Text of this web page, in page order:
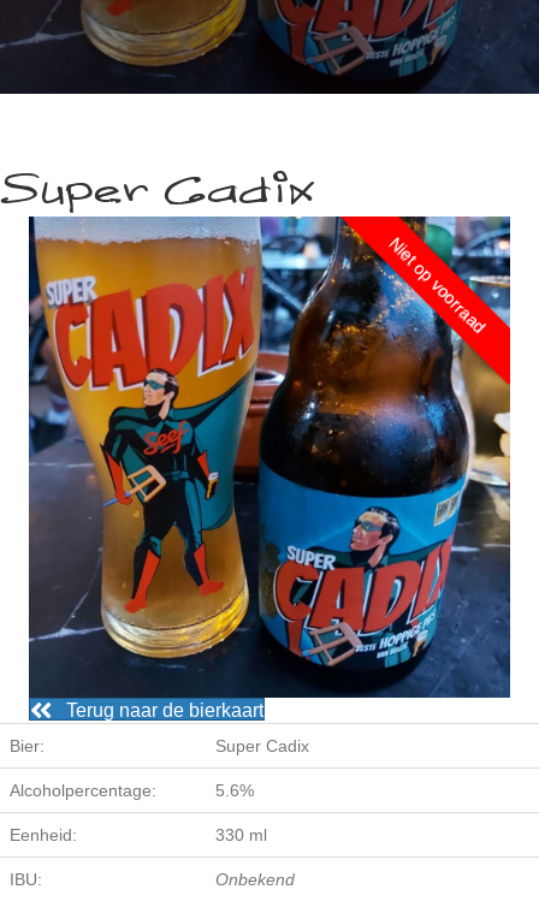
Super Cadix
Niet op voorraad
Terug naar de bierkaart
Bier: Super Cadix
Alcoholpercentage: 5.6%
Eenheid: 330 ml
IBU: Onbekend